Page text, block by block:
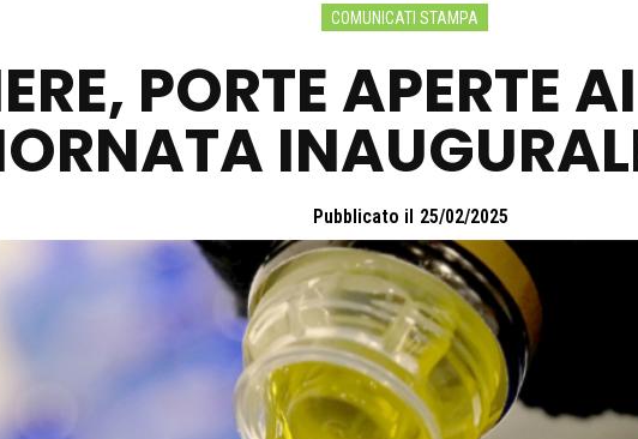
COMUNICATI STAMPA
PORTE APERTE
Pubblicato il 25/02/2025